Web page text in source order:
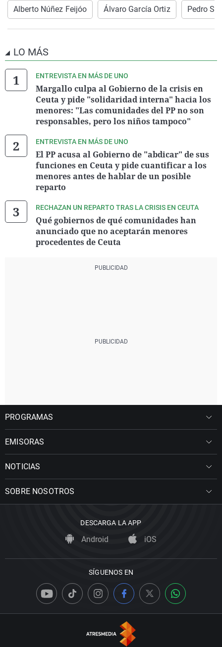
Alberto Núñez Feijóo Álvaro García Ortiz Pedro
LO MÁS
ENTREVISTA EN MÁS DE UNO
Margallo culpa al Gobierno de la crisis en
Ceuta y pide "solidaridad interna" hacia los
menores: "Las comunidades del PP no son
responsables, pero los niños tampoco"
ENTREVISTA EN MÁS DE UNO
El PP acusa al Gobierno de "abdicar" de sus
funciones en Ceuta y pide cuantificar a los
menores antes de hablar de un posible
reparto
RECHAZAN UN REPARTO TRAS LA CRISIS EN CEUTA
Qué gobiernos de qué comunidades han
anunciado que no aceptarán menores
procedentes de Ceuta
PROGRAMAS
EMISORAS
NOTICIAS
SOBRE NOSOTROS
DESCARGA LA APP
Android iOS
SÍGUENOS EN